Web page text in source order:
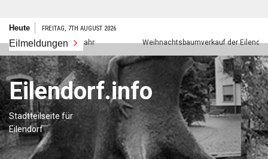
Zum
springen
Heute FREITAG, 7TH AUGUST 2026
Eilmeldungen
Frohes neues Jahr Weihnachtsbaumverkauf der Eilendorfer
Eilendorf.info
Stadtteilseite für
Eilendorf